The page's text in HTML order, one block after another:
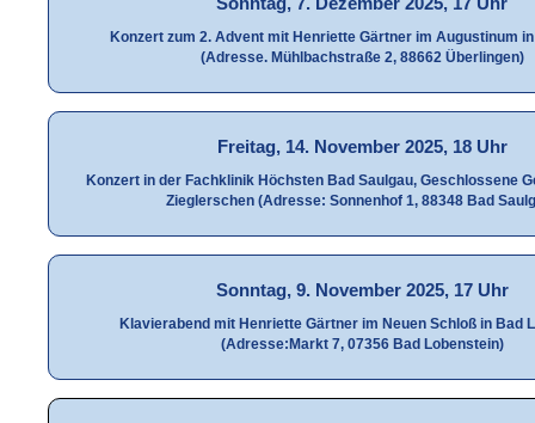
Konzert zum 2. Advent mit Henriette Gärtner im Augustinum
(Adresse. Mühlbachstraße 2, 88662 Überlingen)
Freitag, 14. November 2025, 18 Uhr
Konzert in der Fachklinik Höchsten Bad Saulgau, Geschlossene
Zieglerschen (Adresse: Sonnenhof 1, 88348 Bad
Sonntag, 9. November 2025, 17 Uhr
Klavierabend mit Henriette Gärtner im Neuen Schloß in Bad
(Adresse:Markt 7, 07356 Bad Lobenstein)